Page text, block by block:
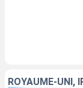
ROYAUME-UNI,